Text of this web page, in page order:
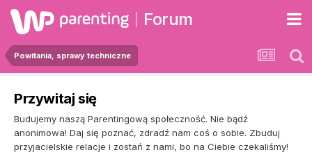
Forum
Powitania, sprawy techniczne
Przywitaj się
Budujemy naszą Parentingową społeczność. Nie bądź
anonimowa! Daj się poznać, zdradź nam coś o sobie. Zbuduj
przyjacielskie relacje i zostań z nami, bo na Ciebie czekaliśmy!